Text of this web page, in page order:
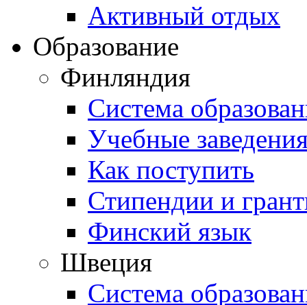
Активный отдых
Образование
Финляндия
Система
Учебные
Как поступить
Стипендии и
Финский язык
Швеция
Система